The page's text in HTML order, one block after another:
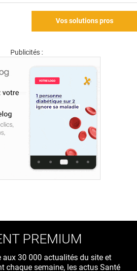
Vos solutions pros
Publicités :
PREMIUM
aux 30 000 actualités du site et
chaque semaine, les actus Santé